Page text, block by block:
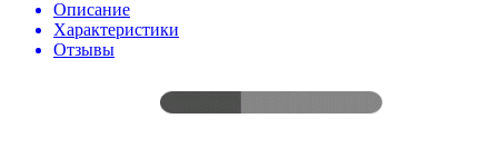
Описание
Характеристики
Отзывы